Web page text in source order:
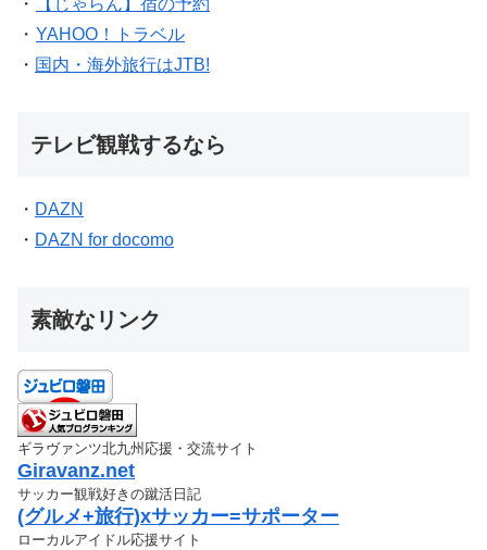
・
【じゃらん】宿の予約
・ YAHOO！トラベル
・ 国内・海外旅行はJTB!
テレビ観戦するなら
・ DAZN
・ DAZN for docomo
素敵なリンク
ギラヴァンツ北九州応援・交流サイト
Giravanz.net
サッカー観戦好きの蹴活日記
(グルメ+旅行)xサッカー=サポーター
ローカルアイドル応援サイト